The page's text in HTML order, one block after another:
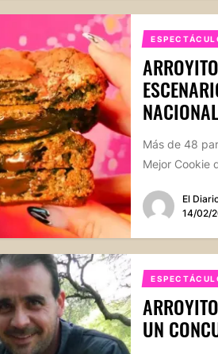
Más de 48
Mejor Cookie
El
14/02/
UN